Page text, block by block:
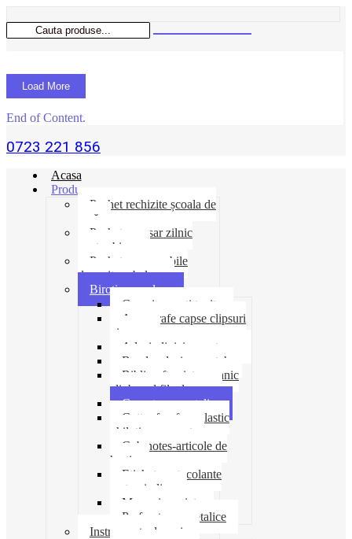
Load More
End of Content.
0723 221 856
Acasa
Produse
Pachet rechizite școala de
vară
Pachet necesar zilnic
pentru birou
Pachet consumabile
depozit-ambalare
Birotica-produse
Cosuri suporti tavite
Ace agrafe capse clipsuri
pioneze
Adeziv lipici corectoare
Banda adeziva-scotch
Biblioraft caiet mecanic
clipboard file dosare
Capsatoare metalice
Cutter foarfeca elastic
ghilotina magnet
Cub notes-articole de
hartie
Etichete autocolante
carton indigo
Mape si serviete
Perforatoare metalice
Instrumente de scris